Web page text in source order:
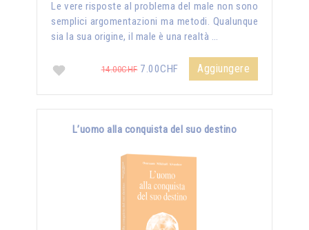
Le vere risposte al problema del male non sono
semplici argomentazioni ma metodi. Qualunque
sia la sua origine, il male è una realtà …
14.00CHF7.00CHF Aggiungere
L’uomo alla conquista del suo destino